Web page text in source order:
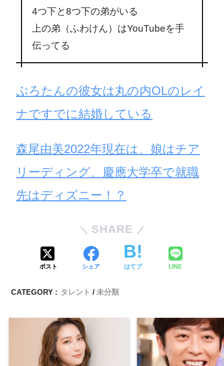
4つ下と8つ下の弟がいる
上の弟（ふわけん）はYouTubeを手
伝ってる
ぷろたんの彼女は丸の内OLのレイ
ナですでに結婚している
森尾由美2022年現在は、娘はチア
リーディング、慶應大学卒で就職
先はディズニー！？
SHARE
ポスト シェア はてブ LINE
CATEGORY : タレント 未分類